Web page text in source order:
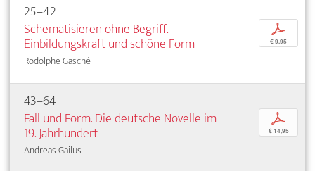
25–42
Schematisieren ohne Begriff.
Einbildungskraft und schöne Form
Rodolphe Gasché
p
€ 9,95
43–64
Fall und Form. Die deutsche Novelle im
19. Jahrhundert
Andreas Gailus
p
€ 14,95